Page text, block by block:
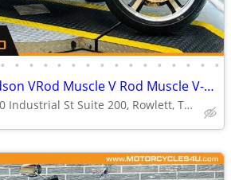
• • • • • • • • • • • • • • • •
- 2011 Harley-Davidson VRod Muscle V Rod Muscle V-Rod Muscle
4210 Industrial St Suite 200, Rowlett, TX 75088